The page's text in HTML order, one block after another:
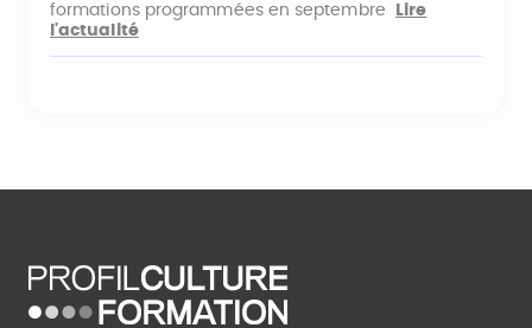
formations programmées en septembre
Lire
l'actualité